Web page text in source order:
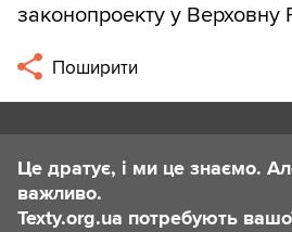
законопроекту у Верховну
Поширити
Це дратує, і ми це знаємо.
важливо.
Texty.org.ua потребують